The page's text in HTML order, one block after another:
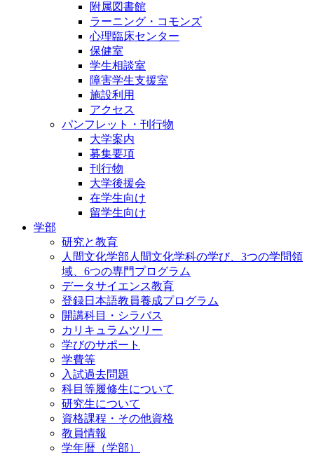
附属図書館
ラーニング・コモンズ
心理臨床センター
保健室
学生相談室
障害学生支援室
施設利用
アクセス
パンフレット・刊行物
大学案内
募集要項
刊行物
大学後援会
在学生向け
留学生向け
学部
研究と教育
人間文化学部人間文化学科の学び、3つの学問領
域、6つの専門プログラム
データサイエンス教育
登録日本語教員養成プログラム
開講科目・シラバス
カリキュラムツリー
学びのサポート
学費等
入試過去問題
科目等履修生について
研究生について
資格課程・その他資格
教員情報
学年暦（学部）